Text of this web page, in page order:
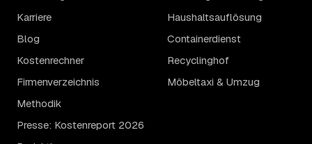
Karriere
Blog
Kostenrechner
Firmenverzeichnis
Methodik
Presse: Kostenreport 2026
Haushaltsauflösung
Containerdienst
Recyclinghof
Möbeltaxi & Umzug